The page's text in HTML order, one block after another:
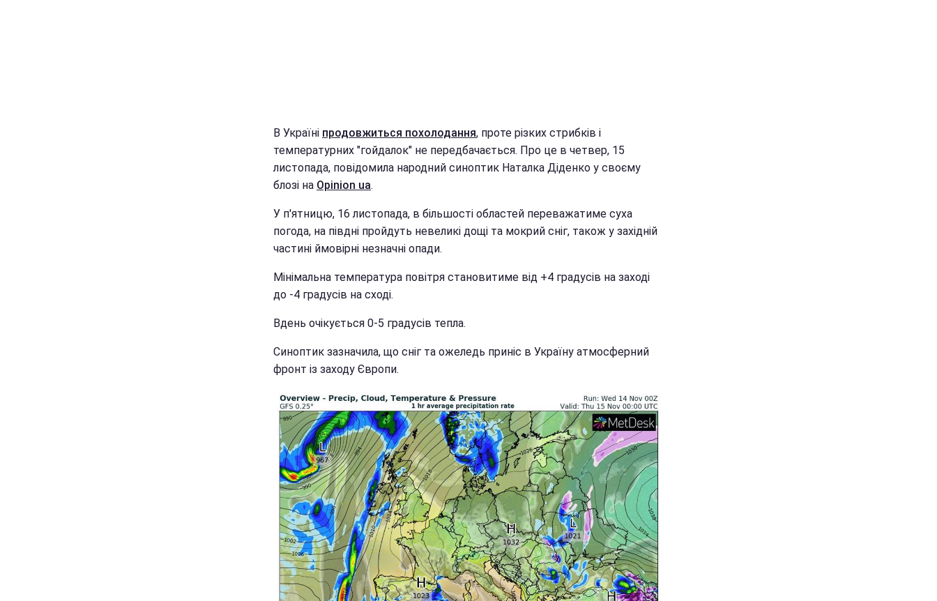
В Україні продовжиться похолодання, проте різких стрибків і
температурних "гойдалок" не передбачається. Про це в четвер, 15
листопада, повідомила народний синоптик Наталка Діденко у своєму
блозі на Opinion ua.
У п'ятницю, 16 листопада, в більшості областей переважатиме суха
погода, на півдні пройдуть невеликі дощі та мокрий сніг, також у західній
частині ймовірні незначні опади.
Мінімальна температура повітря становитиме від +4 градусів на заході
до -4 градусів на сході.
Вдень очікується 0-5 градусів тепла.
Синоптик зазначила, що сніг та ожеледь приніс в Україну атмосферний
фронт із заходу Європи.